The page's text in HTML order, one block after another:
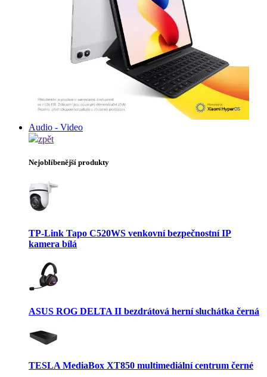
Audio - Video
zpět
Nejoblíbenější produkty
TP-Link Tapo C520WS venkovní bezpečnostní IP
kamera bílá
ASUS ROG DELTA II bezdrátová herní sluchátka černá
TESLA MediaBox XT850 multimediální centrum černé